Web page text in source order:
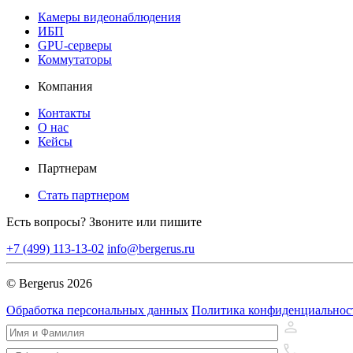
Камеры видеонаблюдения
ИБП
GPU-серверы
Коммутаторы
Компания
Контакты
О нас
Кейсы
Партнерам
Стать партнером
Есть вопросы? Звоните или пишите
+7 (499) 113-13-02 info@bergerus.ru
© Bergerus 2026
Обработка персональных данных Политика